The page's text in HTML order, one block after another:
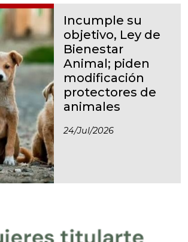
Incumple su
objetivo, Ley de
Bienestar
Animal; piden
modificación
protectores de
animales
24/jul/2026